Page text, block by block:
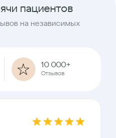
пациентов
на независимых
10 000+
Отзывов